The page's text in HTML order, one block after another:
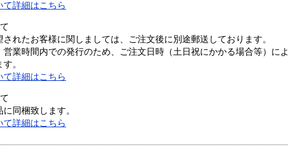
て詳細はこちら
されたお客様に関しましては、ご注文後に別途郵送しております。
営業時間内での発行のため、ご注文日時（土日祝にかかる場合等）に
。
て詳細はこちら
同梱致します。
て詳細はこちら